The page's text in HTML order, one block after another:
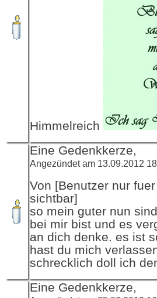
Himmelreich
Eine Gedenkkerze,
Angezündet am 13.09.2012
Von [Benutzer nur
sichtbar]
so mein guter nun
bei mir bist und es
an dich denke. es ist
hast du mich
schrecklich doll ich
Eine Gedenkkerze,